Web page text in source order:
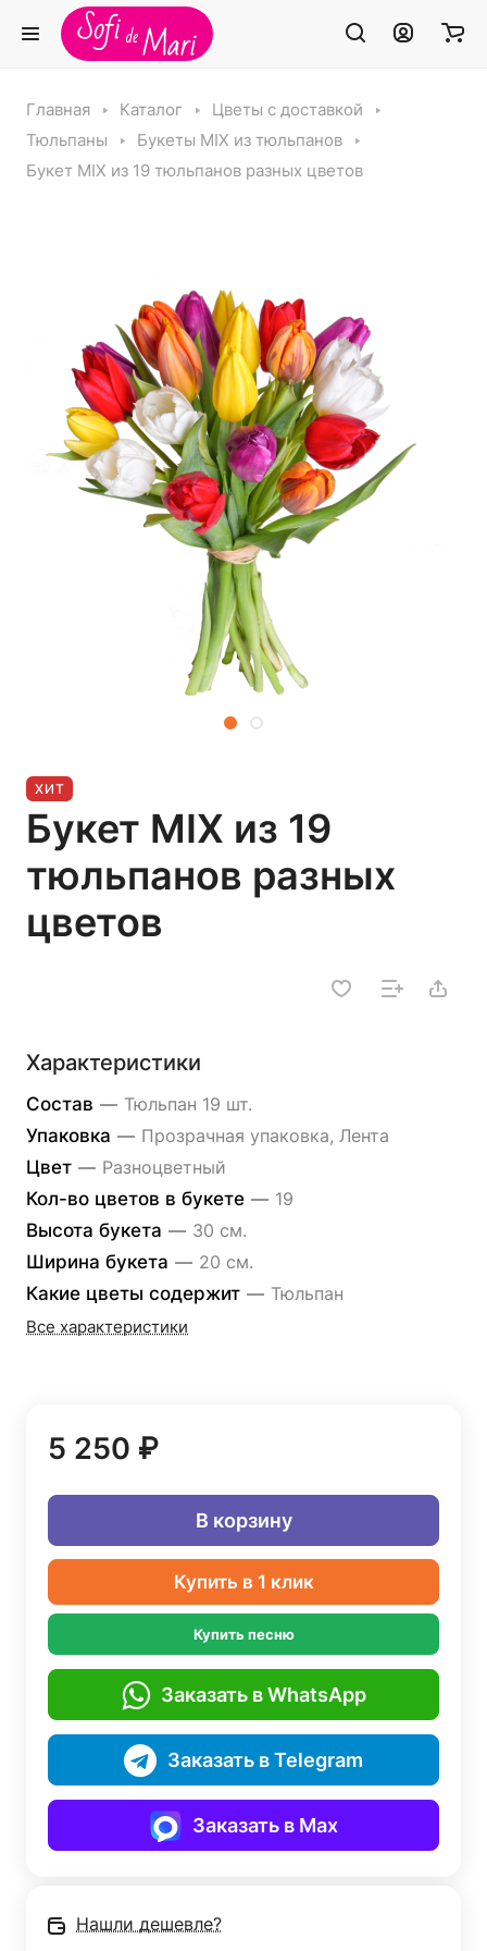
Главная Каталог
Цветы с доставкой
Тюльпаны
Букеты MIX из тюльпанов
Букет MIX из 19 тюльпанов разных цветов
ХИТ
Букет MIX из 19
тюльпанов разных
цветов
Характеристики
Состав — Тюльпан 19 шт.
Упаковка — Прозрачная упаковка, Лента
Цвет — Разноцветный
Кол-во цветов в букете — 19
Высота букета — 30 см.
Ширина букета — 20 см.
Какие цветы содержит — Тюльпан
Все характеристики
5 250 ₽
В корзину
Купить в 1 клик
Купить песню
Заказать в WhatsApp
Заказать в Telegram
Заказать в Max
Нашли дешевле?